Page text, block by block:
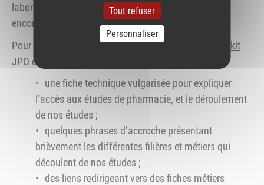
laboratoires de biologie médicale, dans l’industrie ou
encore la distribution en gros.
Pour vous accompagner dans cette démarche, un
kit
JPO est proposé. Vous y trouverez :
une fiche technique vulgarisée pour expliquer
l’accès aux études de pharmacie, et le déroulement
de nos études ;
quelques phrases d’accroche présentant
brièvement les différentes filières et métiers qui
découlent de nos études ;
des liens redirigeant vers des fiches métiers
Tout refuser
Personnaliser